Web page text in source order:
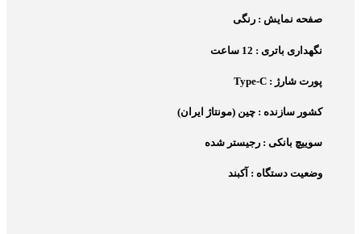
صفحه نمایش : رنگی
نگهداری باتری : 12 ساعت
پورت شارژ : Type-C
کشور سازنده : چین (مونتاژ ایران)
سوییچ بانکی : رجیستر شده
وضعیت دستگاه : آکبند